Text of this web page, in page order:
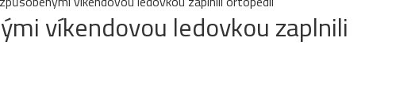
víkendovou ledovkou zaplnili